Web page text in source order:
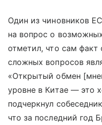
Один из чиновников
на вопрос о
отметил, что сам
сложных вопросов
«Открытый обмен
уровне в Китае — это
подчеркнул
что за последний год